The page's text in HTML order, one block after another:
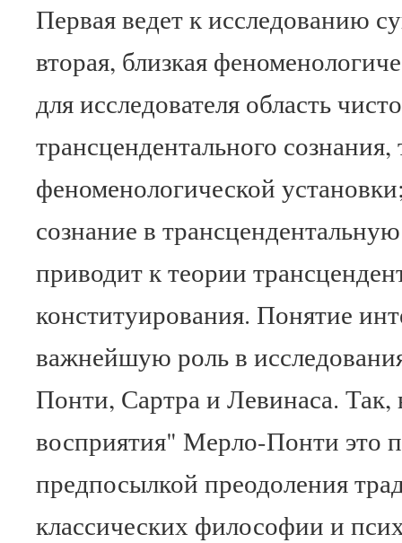
Первая ведет к исследованию
вторая, близкая
для исследователя область
трансцендентального сознания,
феноменологической
сознание в
приводит к теории
конституирования. Понятие
важнейшую роль в
Понти, Сартра и Левинаса.
восприятия" Мерло-Понти это
предпосылкой преодоления
классических философии и